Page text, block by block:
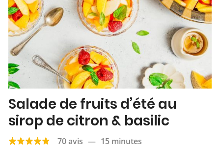
Salade de fruits d’été au
sirop de citron & basilic
70 avis — 15 minutes